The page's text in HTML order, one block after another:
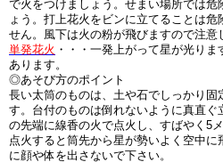
で火をつけましょう。せまい場所では危
ょう。打上花火をビンに立てることは
せん。風下は火の粉が飛びますので注意
単発花火 ・・・一発上がって星が光り
あります。
◎あそび方のポイント
長い太筒のものは、土や石でしっかり固
す。台付のものは倒れないように真直ぐ
の先端に線香の火で点火し、すばやく5
点火すると筒先から星が勢いよく空中
に顔や体を出さないで下さい。